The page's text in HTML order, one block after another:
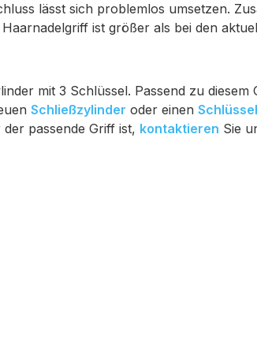
lässt sich problemlos umsetzen.
ist größer als bei den
mit 3 Schlüssel. Passend zu diesem
Schließzylinder oder einen Schlüssel
passende Griff ist, kontaktieren Sie